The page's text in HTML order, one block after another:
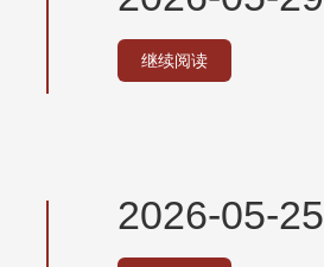
继续阅读
2026-05-25